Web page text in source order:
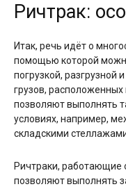
Ричтрак:
Итак, речь идёт о
помощью которой
погрузкой,
грузов, расположенных
позволяют выполнять
условиях, например,
складскими
Ричтраки, работающие
позволяют выполнять